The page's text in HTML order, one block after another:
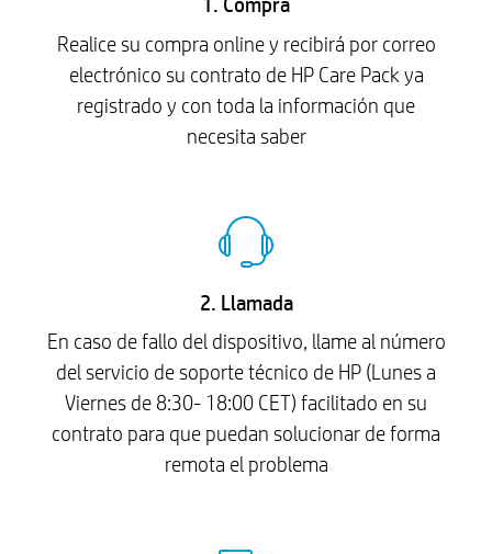
Realice su compra online y recibirá por correo
electrónico su contrato de HP Care Pack ya
registrado y con toda la información que
necesita saber
2. Llamada
En caso de fallo del dispositivo, llame al número
del servicio de soporte técnico de HP (Lunes a
Viernes de 8:30- 18:00 CET) facilitado en su
contrato para que puedan solucionar de forma
remota el problema